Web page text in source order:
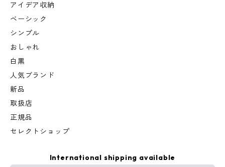
アイデア収納
ベーシック
シンプル
おしゃれ
白黒
人気ブランド
新品
取扱店
正規品
セレクトショップ
International shipping available